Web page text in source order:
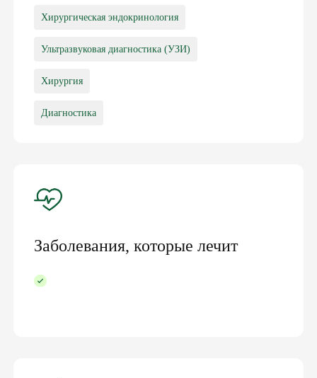
Хирургическая эндокринология
Ультразвуковая диагностика (УЗИ)
Хирургия
Диагностика
Заболевания, которые лечит